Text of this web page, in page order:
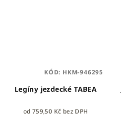
Legíny jezdecké TABEA
od 759,50 Kč bez DPH
KÓD: HKM-946295